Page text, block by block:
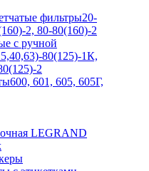
фильтры20-
2, 80-80(160)-2
с ручной
80(125)-1К,
2
600, 601, 605, 605Г,
LEGRAND